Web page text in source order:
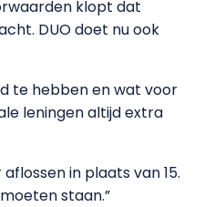
klopt dat
DUO doet nu ook
te hebben en wat voor
leningen altijd extra
in plaats van 15.
staan.”